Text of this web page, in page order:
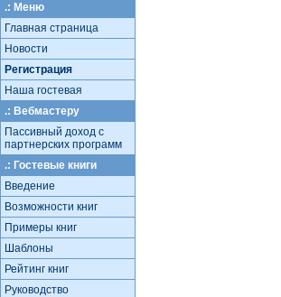
.: Меню
Главная страница
Новости
Регистрация
Наша гостевая
.: Вебмастеру
Пассивный доход с
партнерских программ
.: Гостевые книги
Введение
Возможности книг
Примеры книг
Шаблоны
Рейтинг книг
Руководство